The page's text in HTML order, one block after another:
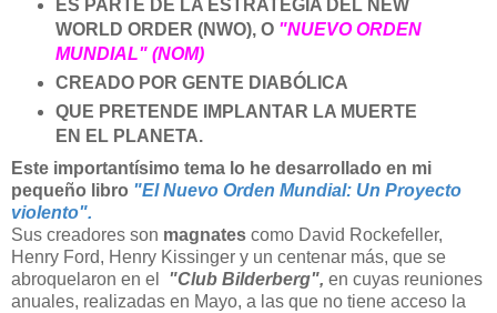
ES PARTE DE LA ESTRATEGIA DEL NEW
WORLD ORDER (NWO), O "NUEVO ORDEN
MUNDIAL" (NOM)
CREADO POR GENTE DIABÓLICA
QUE PRETENDE IMPLANTAR LA MUERTE
EN EL PLANETA.
Este importantísimo tema lo he desarrollado en mi
pequeño libro "El Nuevo Orden Mundial: Un Proyecto
violento".
Sus creadores son magnates como David Rockefeller,
Henry Ford, Henry Kissinger y un centenar más, que se
abroquelaron en el "Club Bilderberg", en cuyas reuniones
anuales, realizadas en Mayo, a las que no tiene acceso la